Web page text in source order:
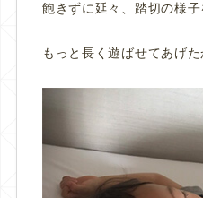
飽きずに延々、踏切の様子
もっと長く遊ばせてあげた